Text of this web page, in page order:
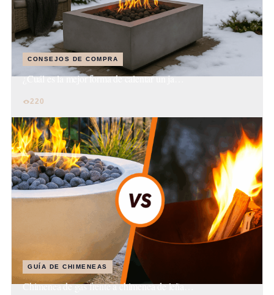
CONSEJOS DE COMPRA
¿Cuál es la mejor forma de calentar un ja…
220
GUÍA DE CHIMENEAS
Chimenea de gas frente a chimenea de leña…